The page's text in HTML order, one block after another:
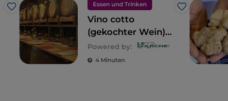
Like
Essen und Trinken
Like
Vino cotto
(gekochter Wein)
aus den Marken:
ein altes Getränk
Powered by:
4 Minuten